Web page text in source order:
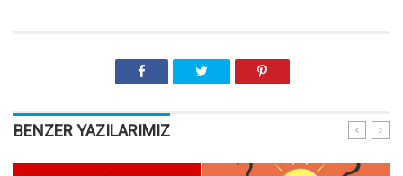
BENZER YAZILARIMIZ